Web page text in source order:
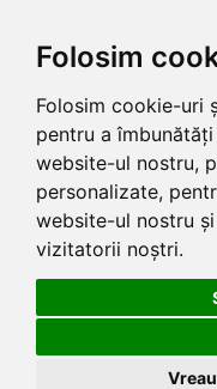
Folosim
Folosim cookie-uri
pentru a
website-ul nostru,
personalizate,
website-ul nostru
vizitatorii noștri.